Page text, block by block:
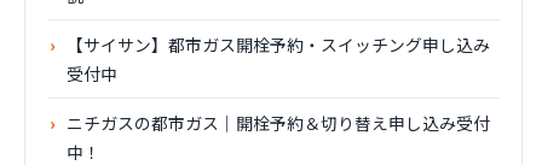
【サイサン】都市ガス開栓予約・スイッチング申し込み
受付中
ニチガスの都市ガス｜開栓予約＆切り替え申し込み受付
中！